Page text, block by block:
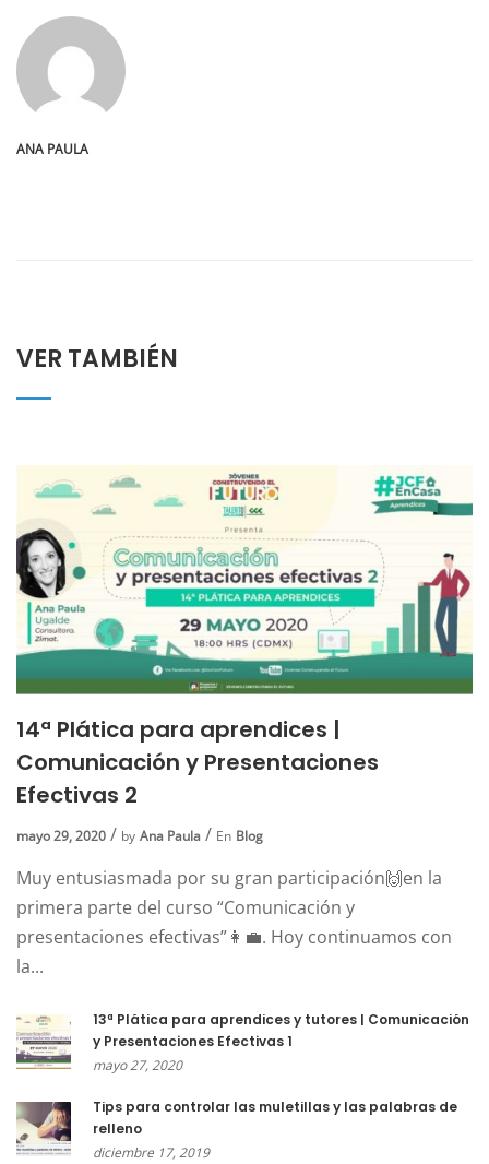
ANA PAULA
VER TAMBIÉN
14ª Plática para aprendices |
Comunicación y Presentaciones
Efectivas 2
mayo 29, 2020 by Ana Paula En Blog
Muy entusiasmada por su gran participación🙌en la
primera parte del curso “Comunicación y
presentaciones efectivas”👩‍💼. Hoy continuamos con
la...
13ª Plática para aprendices y tutores | Comunicación
y Presentaciones Efectivas 1
mayo 27, 2020
Tips para controlar las muletillas y las palabras de
relleno
diciembre 17, 2019